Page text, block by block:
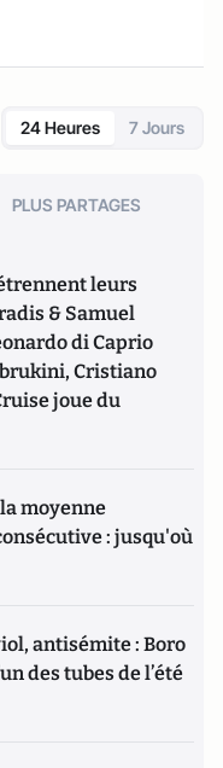
24 Heures 7 Jours
PLUS PARTAGES
leurs
& Samuel
di Caprio
Cristiano
joue du
moyenne
: jusqu'où
antisémite : Boro
des tubes de l’été